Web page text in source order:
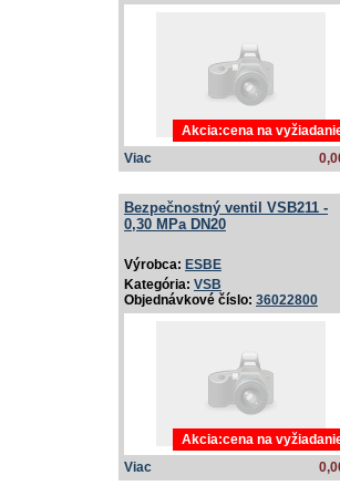
Viac
Akcia:cena na
Bezpečnostný ventil VSB211 -
0,30 MPa DN20
Výrobca: ESBE
Kategória: VSB
Objednávkové číslo: 36022800
Viac
Akcia:cena na